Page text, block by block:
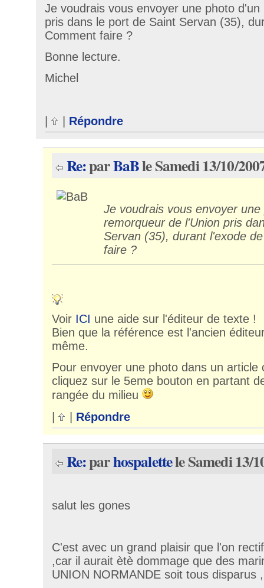
Je voudrais vous envoyer une photo
pris dans le port de Saint Servan (35),
Comment faire ?
Bonne lecture.
Michel
| | Répondre
Re:parBaBle Samedi 13/10/
Je voudrais vous envoyer
remorqueur de l'Union pris
Servan (35), durant l'exode
faire ?
Voir ICI une aide sur l'éditeur de texte !
Bien que la référence est l'ancien
même.
Pour envoyer une photo dans un article
cliquez sur le 5eme bouton en partant
rangée du milieu
|
Répondre
Re:parhospalettele Samedi 13/
salut les gones
C'est avec un grand plaisir que l'on
,car il aurait ètè dommage que des
UNION NORMANDE soit tous disparus